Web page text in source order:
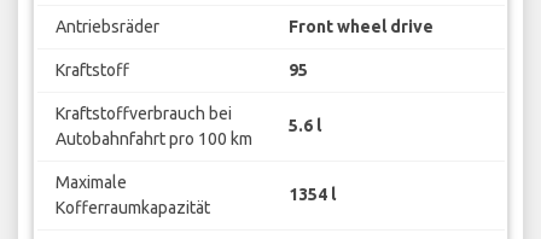
Antriebsräder Front wheel drive
Kraftstoff 95
Kraftstoffverbrauch bei
Autobahnfahrt pro 100 km
5.6 l
Maximale
Kofferraumkapazität
1354 l